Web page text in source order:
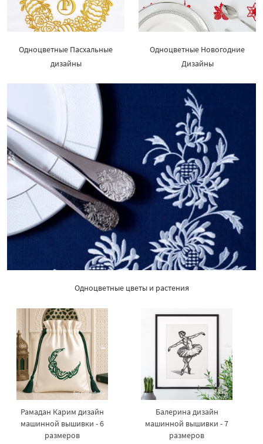
Одноцветные Пасхальные
дизайны
Одноцветные Новогодние
Дизайны
Одноцветные цветы и растения
Рамадан Карим дизайн
машинной вышивки - 6
размеров
Балерина дизайн
машинной вышивки - 7
размеров